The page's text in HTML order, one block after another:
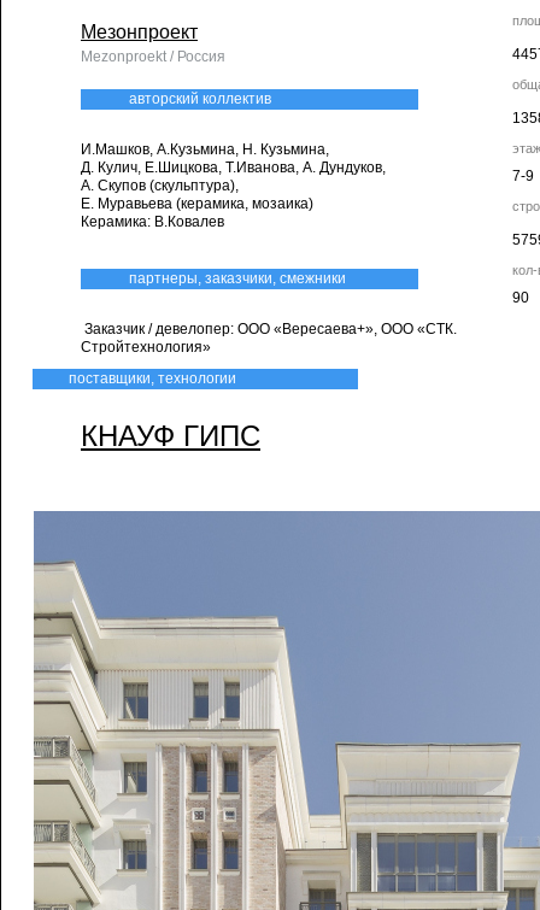
7-9
90
Мезонпроект
Mezonproekt / Россия
авторский коллектив
И.Машков, А.Кузьмина, Н. Кузьмина,
Д. Кулич, Е.Шицкова, Т.Иванова, А. Дундуков,
А. Скупов (скульптура),
Е. Муравьева (керамика, мозаика)
Керамика: В.Ковалев
партнеры, заказчики, смежники
Заказчик / девелопер: ООО «Вересаева+», ООО «СТК.
Стройтехнология»
поставщики, технологии
КНАУФ ГИПС